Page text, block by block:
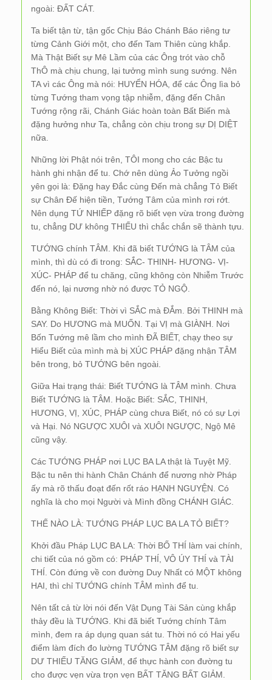
ngoài: ĐẤT CÁT.
Ta biết tận từ, tận gốc Chịu Báo Chánh Báo riêng tư
từng Cảnh Giới một, cho đến Tam Thiên cùng khắp.
Mà Thật Biết sự Mê Lầm của các Ông trót vào chỗ
ThÔ mà chịu chung, lại tưởng mình sung sướng. Nên
TA vì các Ông mà nói: HUYỂN HÓA, để các Ông lìa bỏ
từng Tướng tham vọng tập nhiễm, đặng đến Chân
Tướng rộng rãi, Chánh Giác hoàn toàn Bất Biến mà
đặng hưởng như Ta, chẳng còn chịu trong sự DỊ DIỆT
nữa.
Những lời Phật nói trên, TÔI mong cho các Bậc tu
hành ghi nhận để tu. Chớ nên dùng Ảo Tưởng ngồi
yên gọi là: Đặng hay Đắc cùng Đến mà chẳng Tỏ Biết
sự Chân Đế hiện tiền, Tướng Tâm của mình rơi rớt.
Nên dụng TỨ NHIẾP đặng rõ biết vẹn vừa trong đường
tu, chẳng DƯ không THIẾU thì chắc chắn sẽ thành tựu.
TƯỚNG chính TÂM. Khi đã biết TƯỚNG là TÂM của
mình, thì dù có đi trong: SẮC- THINH- HƯƠNG- VỊ-
XÚC- PHÁP để tu chăng, cũng không còn Nhiễm Trước
đến nó, lại nương nhờ nó được TỎ NGỘ.
Bằng Không Biết: Thời vì SẮC mà ĐẮm. Bởi THINH mà
SAY. Do HƯƠNG mà MUỐN. Tại VỊ mà GIÀNH. Nơi
Bốn Tướng mê lầm cho mình ĐÃ BIẾT, chạy theo sự
Hiểu Biết của mình mà bị XÚC PHÁP đặng nhận TÂM
bên trong, bỏ TƯỚNG bên ngoài.
Giữa Hai trạng thái: Biết TƯỚNG là TÂM mình. Chưa
Biết TƯỚNG là TÂM. Hoặc Biết: SẮC, THINH,
HƯƠNG, VỊ, XÚC, PHÁP cùng chưa Biết, nó có sự Lợi
và Hại. Nó NGƯỢC XUÔI và XUÔI NGƯỢC, Ngộ Mê
cũng vậy.
Các TƯỚNG PHÁP nơi LỤC BA LA thật là Tuyệt Mỹ.
Bậc tu nên thi hành Chân Chánh để nương nhờ Pháp
ấy mà rõ thấu đoạt đến rốt ráo HẠNH NGUYỆN. Có
nghĩa là cho mọi Người và Mình đồng CHÁNH GIÁC.
THẾ NÀO LÀ: TƯỚNG PHÁP LỤC BA LA TỎ BIẾT?
Khởi đầu Pháp LỤC BA LA: Thời BỐ THÍ làm vai chính,
chi tiết của nó gồm có: PHÁP THÍ, VÔ ÚY THÍ và TÀI
THÍ. Còn đứng về con đường Duy Nhất có MỘT không
HAI, thì chỉ TƯỚNG chính TÂM mình để tu.
Nên tất cả từ lời nói đến Vật Dụng Tài Sản cùng khắp
thảy đều là TƯỚNG. Khi đã biết Tướng chính Tâm
mình, đem ra áp dụng quan sát tu. Thời nó có Hai yếu
điểm làm đích đo lường TƯỚNG TÂM đặng rõ biết sự
DƯ THIẾU TĂNG GIẢM, để thực hành con đường tu
cho được vẹn vừa trọn vẹn BẤT TĂNG BẤT GIẢM.